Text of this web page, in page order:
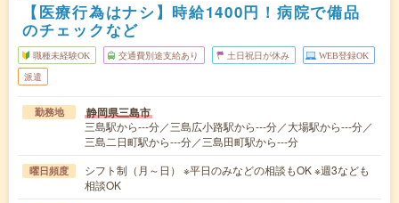
【医療行為はナシ】時給1400円！病院で備品
のチェックなど
職種未経験OK 交通費別途支給あり 土日祝日が休み WEB登録OK
派遣
勤務地 静岡県三島市
三島駅から---分／三島広小路駅から---分／大場駅から---分／
三島二日町駅から---分／三島田町駅から---分
曜日頻度
シフト制（月～日） ※平日のみなどの相談もOK ※週3なども
相談OK